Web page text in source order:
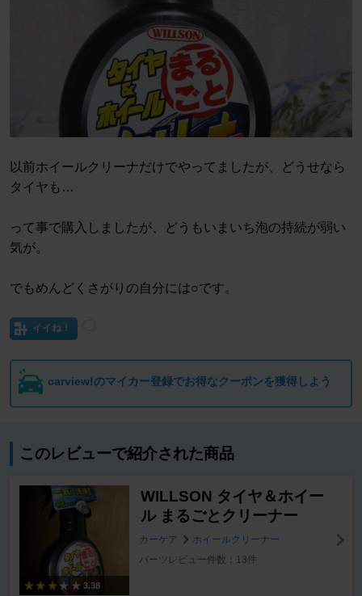
以前ホイールクリーナだけでやってましたが、どうせなら
タイヤも…
って事で購入しましたが、どうもいまいち泡の持続が弱い
気が。
でもめんどくさがりの自分には○です。
イイね！
carview!のマイカー登録でお得なクーポンを獲得しよう
このレビューで紹介された商品
3.38
WILLSON タイヤ＆ホイー
ル まるごとクリーナー
カーケア
ホイールクリーナー
パーツレビュー件数：13件